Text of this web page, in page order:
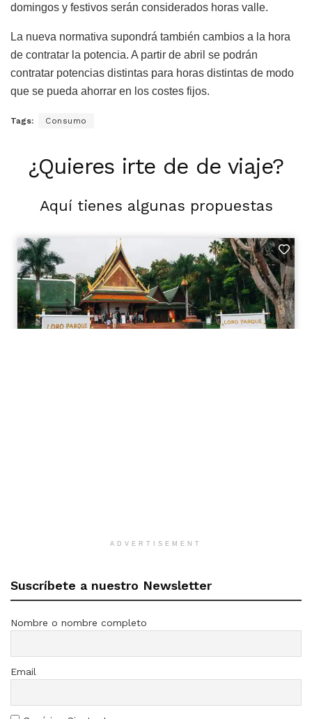
domingos y festivos serán considerados horas valle.
La nueva normativa supondrá también cambios a la hora
de contratar la potencia. A partir de abril se podrán
contratar potencias distintas para horas distintas de modo
que se pueda ahorrar en los costes fijos.
Tags: Consumo
¿Quieres irte de de viaje?
Aquí tienes algunas propuestas
ADVERTISEMENT
Suscríbete a nuestro Newsletter
Nombre o nombre completo
Email